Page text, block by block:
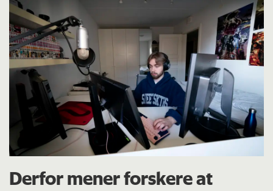
Derfor mener forskere at